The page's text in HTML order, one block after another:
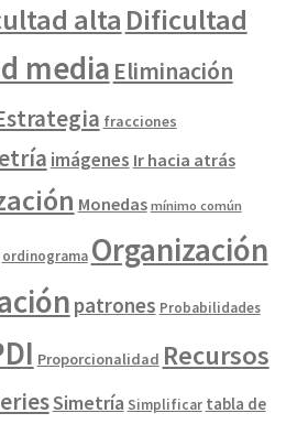
alta Dificultad
media Eliminación
fracciones
imágenes Ir hacia atrás
Monedas mínimo común
ordinograma Organización
patrones Probabilidades
Proporcionalidad Recursos
Simetría Simplificar tabla de